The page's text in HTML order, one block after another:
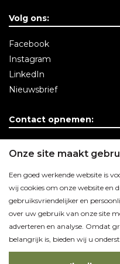
Onze site maakt
Een goed werkende website is
wij cookies om onze website en
gebruiksvriendelijker en
over uw gebruik van onze site
adverteren en analyse. Omdat
belangrijk is, bieden wij u
Volg ons:
Facebook
Instagram
LinkedIn
Nieuwsbrief
Contact opnemen: